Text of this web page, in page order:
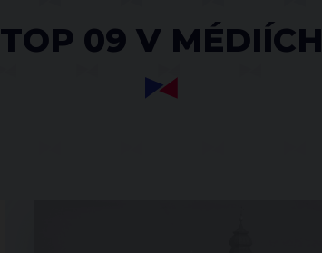
TOP 09 V MÉDIÍCH